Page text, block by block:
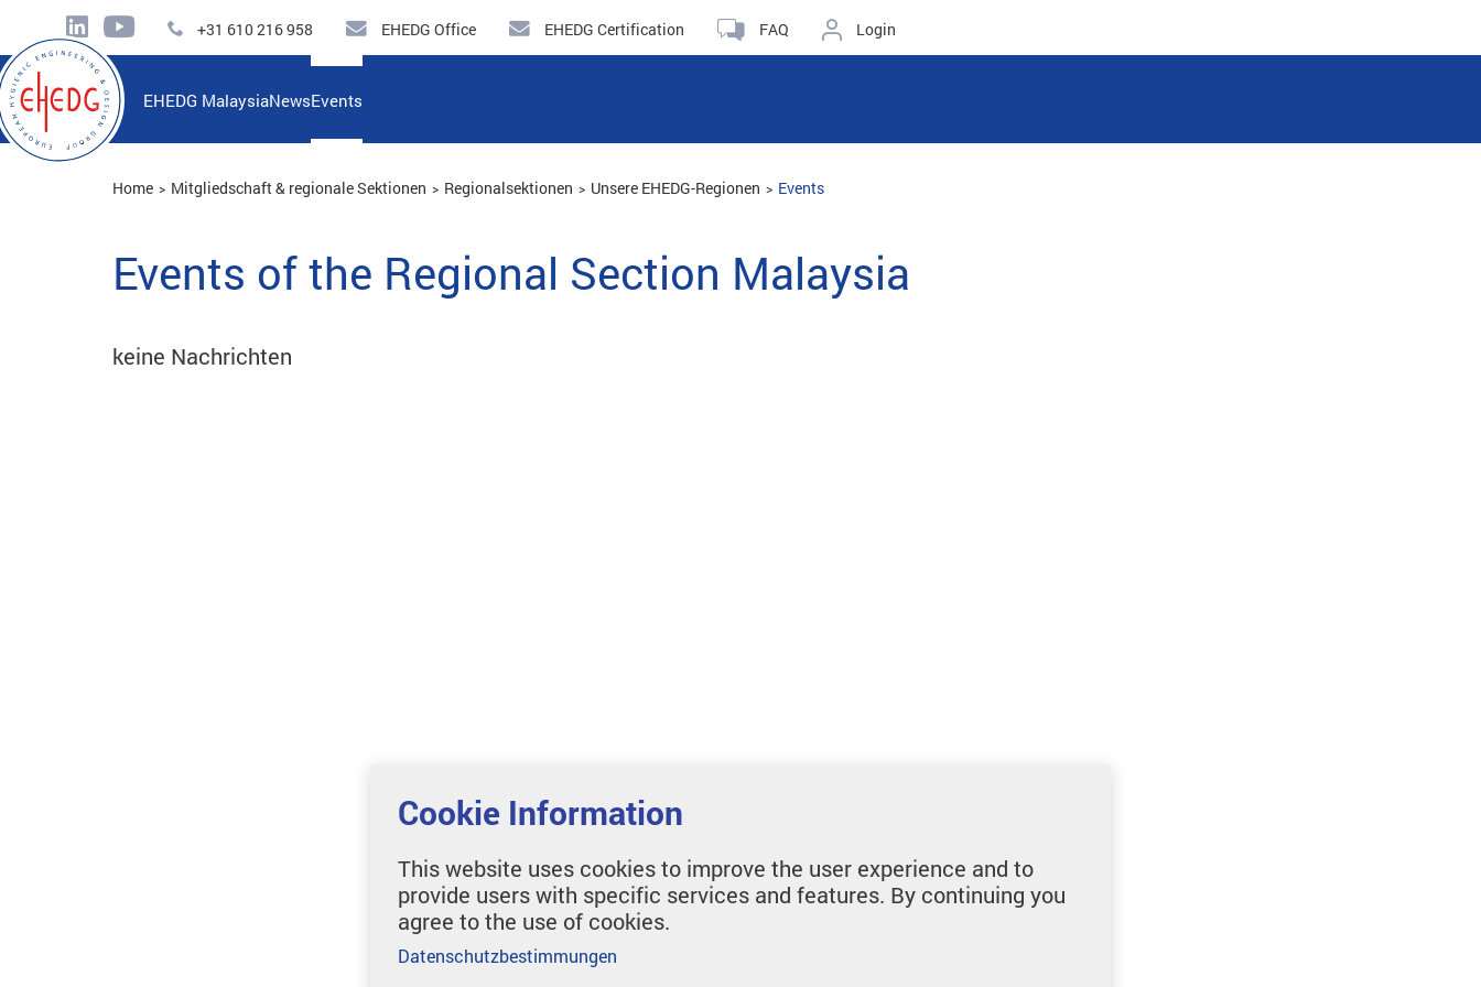
+31 610 216 958 EHEDG Office EHEDG Certification FAQ Login
EHEDG MalaysiaNewsEvents
Home Mitgliedschaft & regionale Sektionen Regionalsektionen Unsere EHEDG-Regionen Events
Events of the Regional Section Malaysia
keine Nachrichten
Cookie Information
This website uses cookies to improve the user experience and to
provide users with specific services and features. By continuing you
agree to the use of cookies.
Datenschutzbestimmungen